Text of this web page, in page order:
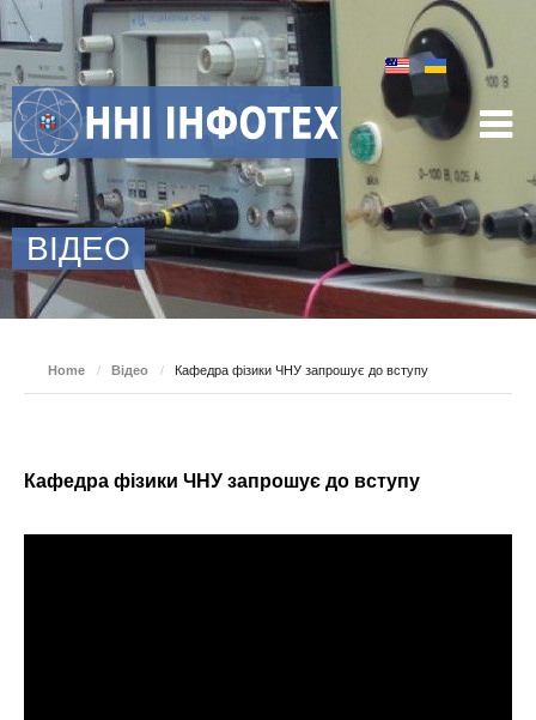
ВІДЕО
Home / Відео / Кафедра фізики ЧНУ запрошує до вступу
Кафедра фізики ЧНУ запрошує до вступу